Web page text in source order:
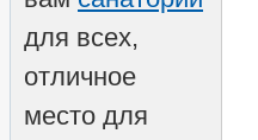
для всех,
отличное
место для